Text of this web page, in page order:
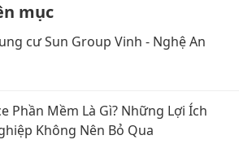
mục
cư Sun Group Vinh - Nghệ An
Phần Mềm Là Gì? Những Lợi Ích
Không Nên Bỏ Qua